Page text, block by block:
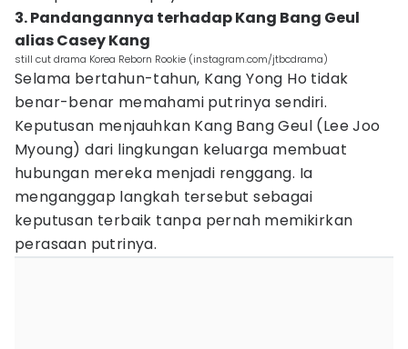
3. Pandangannya terhadap Kang Bang Geul
alias Casey Kang
still cut drama Korea Reborn Rookie (instagram.com/jtbcdrama)
Selama bertahun-tahun, Kang Yong Ho tidak
benar-benar memahami putrinya sendiri.
Keputusan menjauhkan Kang Bang Geul (Lee Joo
Myoung) dari lingkungan keluarga membuat
hubungan mereka menjadi renggang. Ia
menganggap langkah tersebut sebagai
keputusan terbaik tanpa pernah memikirkan
perasaan putrinya.